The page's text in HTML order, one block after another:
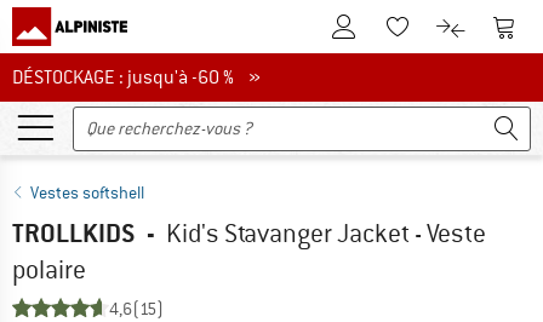
Vers le compte client
Vers la liste
Vers le
DÉSTOCKAGE : jusqu'à -60 %
DÉSTOCKAGE : jusqu'à -60 % »
Vestes softshell
TROLLKIDS - Kid's Stavanger Jacket - Veste
polaire
4,6(15)